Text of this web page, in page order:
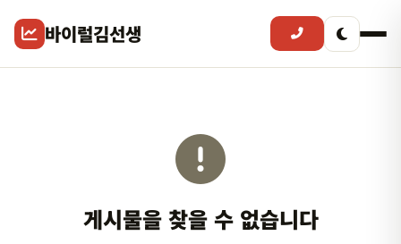
바이럴김선생
게시물을 찾을 수 없습니다